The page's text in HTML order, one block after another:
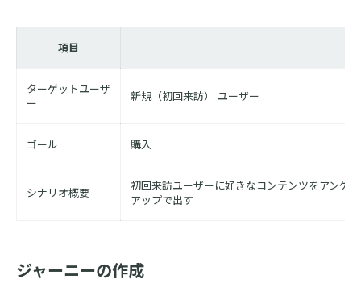
項目
ターゲットユーザ
ー
新規（初回来訪） ユーザー
ゴール 購入
シナリオ概要
初回来訪ユーザーに好きなコンテンツをアンケ
アップで出す
ジャーニーの作成